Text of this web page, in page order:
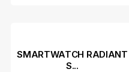
SMARTWATCH RADIANT
S...